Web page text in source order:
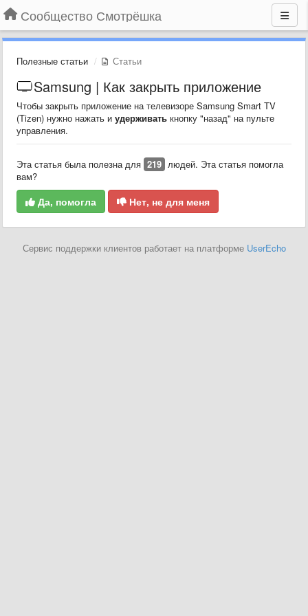
Сообщество Смотрёшка
Полезные статьи Статьи
Samsung | Как закрыть приложение
Чтобы закрыть приложение на телевизоре Samsung Smart TV
(Tizen) нужно нажать и удерживать кнопку "назад" на пульте
управления.
Эта статья была полезна для 219 людей. Эта статья помогла
вам?
Да, помогла Нет, не для меня
Сервис поддержки клиентов работает на платформе UserEcho